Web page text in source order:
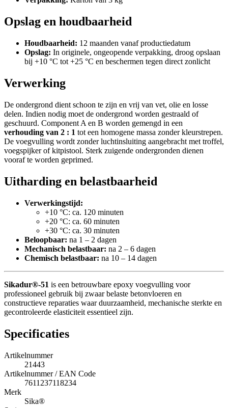
Opslag en houdbaarheid
Houdbaarheid: 12 maanden vanaf productiedatum
Opslag: In originele, ongeopende verpakking, droog opslaan
bij +10 °C tot +25 °C en beschermen tegen direct zonlicht
Verwerking
De ondergrond dient schoon te zijn en vrij van vet, olie en losse
delen. Indien nodig moet de ondergrond worden gestraald of
geschuurd. Component A en B worden gemengd in een
verhouding van 2 : 1 tot een homogene massa zonder kleurstrepen.
De voegvulling wordt zonder luchtinsluiting aangebracht met troffel,
voegspijker of kitpistool. Sterk zuigende ondergronden dienen
vooraf te worden geprimed.
Uitharding en belastbaarheid
Verwerkingstijd:
+10 °C: ca. 120 minuten
+20 °C: ca. 60 minuten
+30 °C: ca. 30 minuten
Beloopbaar: na 1 – 2 dagen
Mechanisch belastbaar: na 2 – 6 dagen
Chemisch belastbaar: na 10 – 14 dagen
Sikadur®-51 is een betrouwbare epoxy voegvulling voor
professioneel gebruik bij zwaar belaste betonvloeren en
constructieve reparaties waar duurzaamheid, mechanische sterkte en
gecontroleerde elasticiteit essentieel zijn.
Specificaties
Artikelnummer
21443
Artikelnummer / EAN Code
7611237118234
Merk
Sika®